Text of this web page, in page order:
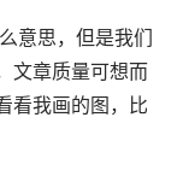
意思，但是我们
文章质量可想而
看我画的图，比